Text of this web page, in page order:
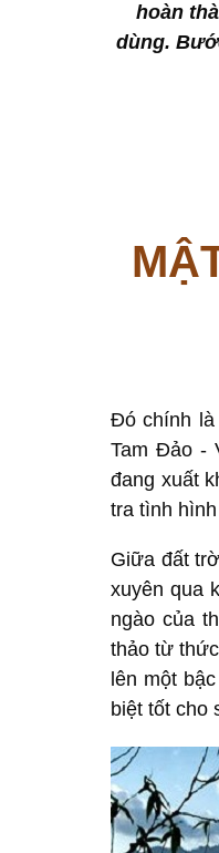
hoàn
dùng.
Đó chính là
Tam Đảo -
đang xuất
tra tình
Giữa đất
xuyên qua
ngào của
thảo từ
lên một
biệt tốt cho